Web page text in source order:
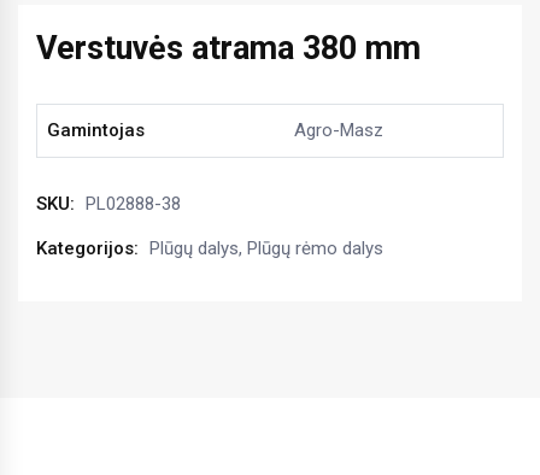
Verstuvės atrama 380 mm
Gamintojas Agro-Masz
SKU: PL02888-38
Kategorijos: Plūgų dalys, Plūgų rėmo dalys